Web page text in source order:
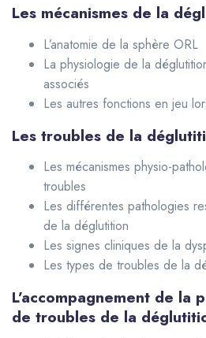
Les mécanismes de la
L’anatomie de la sphère ORL
La physiologie de la
associés
Les autres fonctions en jeu
Les troubles de la
Les mécanismes physio-
troubles
Les différentes pathologies
de la déglutition
Les signes cliniques de la
Les types de troubles de la
L’accompagnement de la
de troubles de la